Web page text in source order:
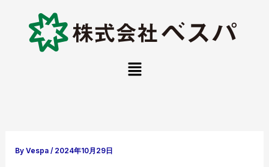
メ
ニ
ByVespa/ 2024年10月29日